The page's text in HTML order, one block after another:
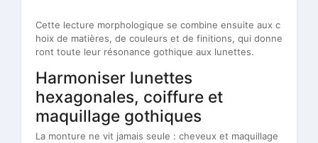
Cette lecture morphologique se combine ensuite aux c
hoix de matières, de couleurs et de finitions, qui donne
ront toute leur résonance gothique aux lunettes.
Harmoniser lunettes
hexagonales, coiffure et
maquillage gothiques
La monture ne vit jamais seule : cheveux et maquillage